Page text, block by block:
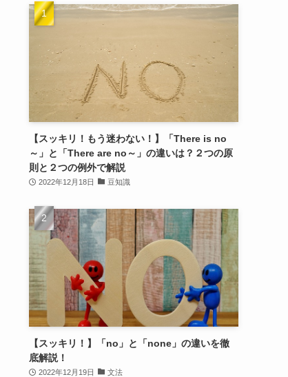
【スッキリ！もう迷わない！】「There is no
～」と「There are no～」の違いは？２つの原
則と２つの例外で解説
2022年12月18日 豆知識
【スッキリ！】「no」と「none」の違いを徹
底解説！
2022年12月19日 文法